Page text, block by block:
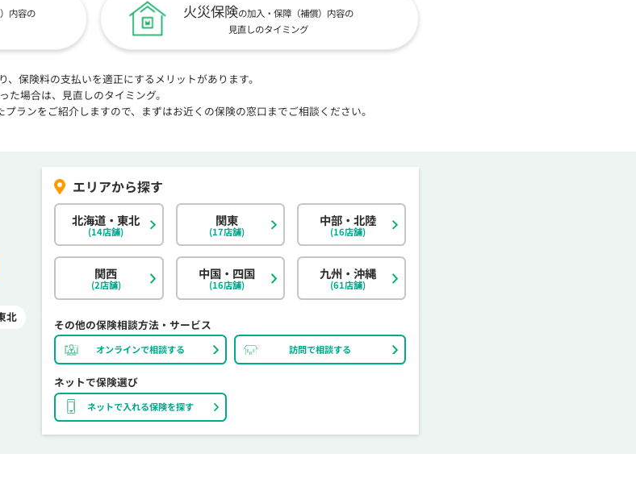
内容の
火災保険の加入・保障（補償）内容の
見直しのタイミング
保険料の支払いを適正にするメリットがあります。
場合は、見直しのタイミング。
ランをご紹介しますので、まずはお近くの保険の窓口までご相談ください。
その他の保険相談方法・サービス
オンラインで相談する 訪問で相談する
ネットで保険選び
ネットで入れる保険を探す
北
北海道・東北
(14店舗)
関東
(17店舗)
中部・北陸
(16店舗)
関西
(2店舗)
中国・四国
(16店舗)
九州・沖縄
(61店舗)